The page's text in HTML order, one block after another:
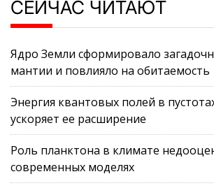
СЕЙЧАС ЧИТАЮТ
Ядро Земли сформировало
мантии и повлияло на обитаемость
Энергия квантовых полей в
ускоряет ее расширение
Роль планктона в климате
современных моделях